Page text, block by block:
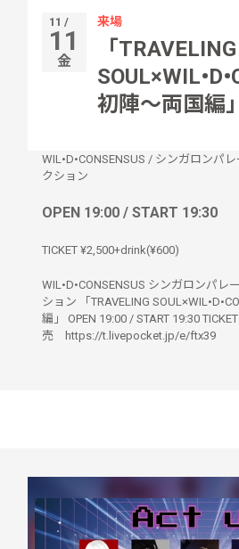
11 /
11
金
来場
「TRAVELING
初陣〜両国編」
WIL•D•CONSENSUS / シンガロンパレ
クション
OPEN 19:00 / START 19:30
TICKET ¥2,500+drink(¥600)
WIL•D•CONSENSUS シンガロンパ
ション 「TRAVELING
編」 OPEN 19:00 / START 19:30
売 https://t.livepocket.jp/e/ftx39